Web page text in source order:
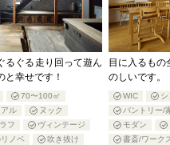
るぐる走り回って遊ん
と幸せです！
70〜100㎡
ル
ヌック
ラフ
ヴィンテージ
ノベ
吹き抜け
目に入るもの
のしいです。
WIC
パントリー/
モダン
書斎/ワーク